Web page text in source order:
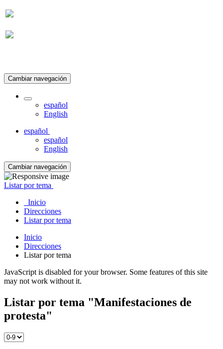
Cambiar navegación
español
English
español
español
English
Cambiar navegación
Listar por tema
Inicio
Direcciones
Listar por tema
Inicio
Direcciones
Listar por tema
JavaScript is disabled for your browser. Some features of this site
may not work without it.
Listar por tema "Manifestaciones de
protesta"